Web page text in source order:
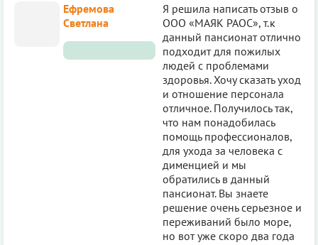
Ефремова
Светлана
Я решила написать отзыв о
ООО «МАЯК РАОС», т.к
данный пансионат отлично
подходит для пожилых
людей с проблемами
здоровья. Хочу сказать уход
и отношение персонала
отличное. Получилось так,
что нам понадобилась
помощь профессионалов,
для ухода за человека с
дименцией и мы
обратились в данный
пансионат. Вы знаете
решение очень серьезное и
переживаний было море,
но вот уже скоро два года